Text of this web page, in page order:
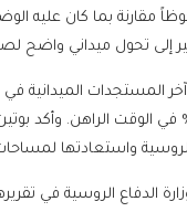
مقارنة بما كان عليه
المستجدات الميدانية في
لسيطرة كييف لا تتجاوز 17% في
واستعادتها
الدفاع الروسية في